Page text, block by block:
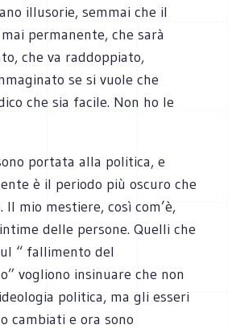
illusorie, semmai che il
permanente, che sarà
che va raddoppiato,
se si vuole che
che sia facile. Non ho le
portata alla politica, e
è il periodo più oscuro che
Il mio mestiere, così com’è,
delle persone. Quelli che
“ fallimento del
vogliono insinuare che non
politica, ma gli esseri
cambiati e ora sono